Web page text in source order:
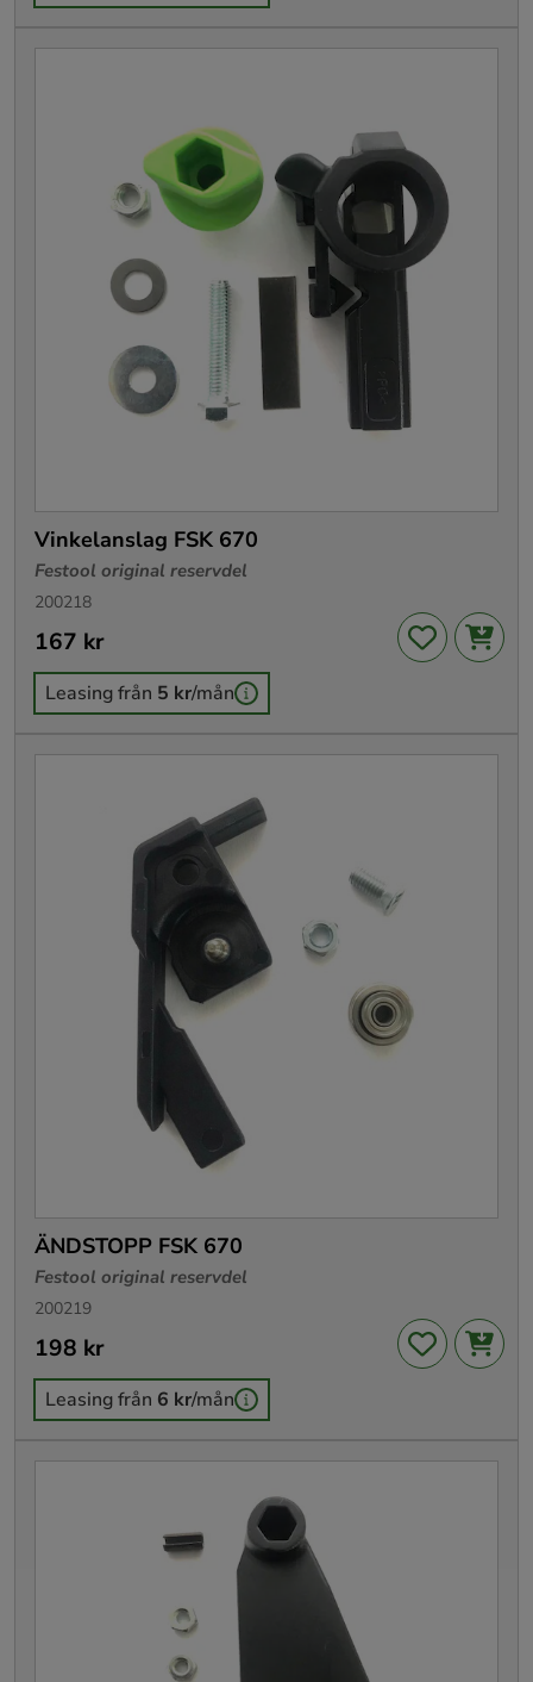
Vinkelanslag FSK 670
Festool original reservdel
200218
Pris: 167 kr
167 kr
Leasing från 5 kr/mån
ÄNDSTOPP FSK 670
Festool original reservdel
200219
Pris: 198 kr
198 kr
Leasing från 6 kr/mån